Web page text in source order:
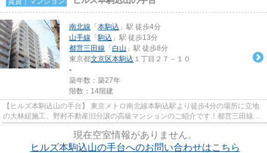
南北線 「 本駒込 」駅 徒歩4分
山手線 「駒込 」駅 徒歩13分
都営三田線 「 白山 」駅 徒歩8分
東京都文京区本駒込 １丁目２７－１０
-
築年数：築27年
階数：14階建
【ヒルズ本駒込山の手台】 東京メトロ南北線本駒込駅より徒歩4分の場所に立地
の大林組施工、野村不動産旧分譲の高級マンションのご紹介です！都営三田線白
現在空室情報がありません。
ヒルズ本駒込山の手台へのお問い合わせはこちら